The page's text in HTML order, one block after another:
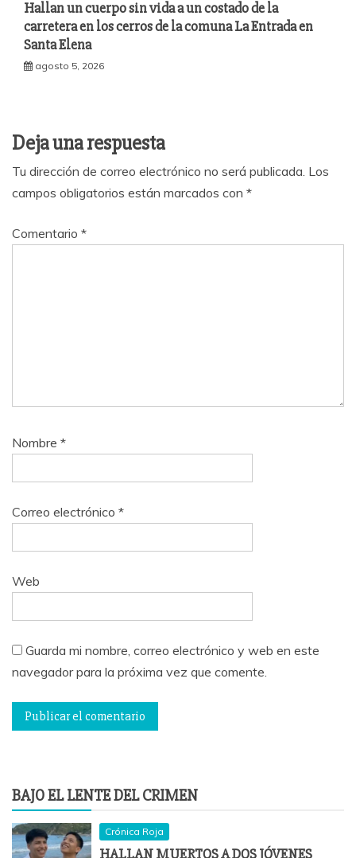
Hallan un cuerpo sin vida a un costado de la
carretera en los cerros de la comuna La Entrada en
Santa Elena
agosto 5, 2026
Deja una respuesta
Tu dirección de correo electrónico no será publicada. Los
campos obligatorios están marcados con *
Comentario *
Nombre *
Correo electrónico *
Web
Guarda mi nombre, correo electrónico y web en este
navegador para la próxima vez que comente.
BAJO EL LENTE DEL CRIMEN
Crónica Roja
HALLAN MUERTOS A DOS JÓVENES